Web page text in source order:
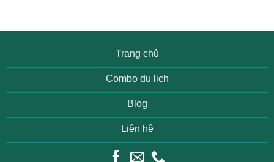
Trang chủ
Combo du lịch
Blog
Liên hệ